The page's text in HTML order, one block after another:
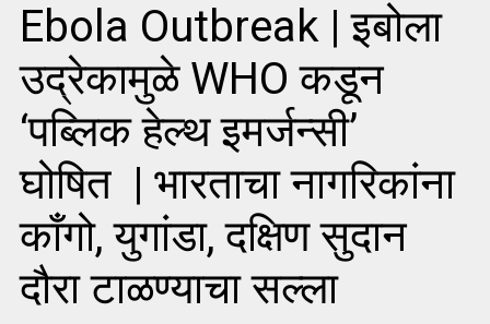
Ebola Outbreak | इबोला
उद्रेकामुळे WHO कडून
‘पब्लिक हेल्थ इमर्जन्सी’
घोषित | भारताचा नागरिकांना
काँगो, युगांडा, दक्षिण सुदान
दौरा टाळण्याचा सल्ला